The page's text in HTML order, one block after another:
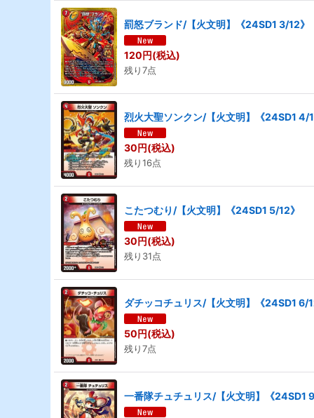
罰怒ブランド/【火文明】《24SD1 3/12》
120円(税込)
残り7点
烈火大聖ソンクン/【火文明】《24SD1 4/
30円(税込)
残り16点
こたつむり/【火文明】《24SD1 5/12》
30円(税込)
残り31点
ダチッコチュリス/【火文明】《24SD1 6/
50円(税込)
残り7点
一番隊チュチュリス/【火文明】《24SD1